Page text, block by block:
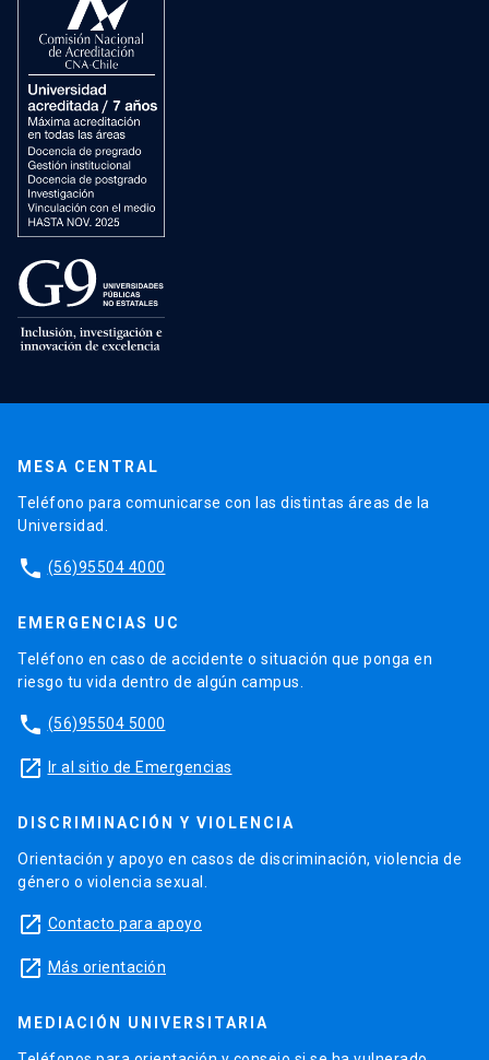
MESA CENTRAL
Teléfono para comunicarse con las distintas áreas de la
Universidad.
phone (56)95504 4000
EMERGENCIAS UC
Teléfono en caso de accidente o situación que ponga en
riesgo tu vida dentro de algún campus.
phone (56)95504 5000
launch Ir al sitio de Emergencias
DISCRIMINACIÓN Y VIOLENCIA
Orientación y apoyo en casos de discriminación, violencia de
género o violencia sexual.
launch Contacto para apoyo
launch Más orientación
MEDIACIÓN UNIVERSITARIA